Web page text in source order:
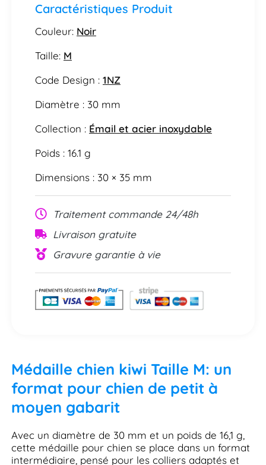
Caractéristiques Produit
Couleur: Noir
Taille: M
Code Design : 1NZ
Diamètre : 30 mm
Collection : Émail et acier inoxydable
Poids : 16.1 g
Dimensions : 30 × 35 mm
Traitement commande 24/48h
Livraison gratuite
Gravure garantie à vie
Médaille chien kiwi Taille M: un
format pour chien de petit à
moyen gabarit
Avec un diamètre de 30 mm et un poids de 16,1 g,
cette médaille pour chien se place dans un format
intermédiaire, pensé pour les colliers adaptés et